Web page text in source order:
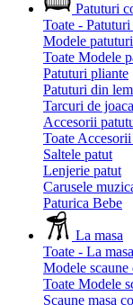
Patuturi
Toate -
Modele patuturi
Toate Modele
Patuturi pliante
Patuturi din
Tarcuri de joaca
Accesorii
Toate
Saltele patut
Lenjerie patut
Carusele
Paturica Bebe
La masa
Toate - La masa
Modele scaune
Toate Modele
Scaune masa